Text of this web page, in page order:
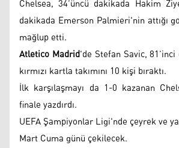
Chelsea, 34’üncü dakikada Hakim
dakikada Emerson Palmieri'nin attığı
mağlup etti.
Atletico Madrid'de Stefan Savic,
kırmızı kartla takımını 10 kişi bıraktı.
İlk karşılaşmayı da 1-0 kazanan
finale yazdırdı.
UEFA Şampiyonlar Ligi'nde çeyrek ve
Mart Cuma günü çekilecek.